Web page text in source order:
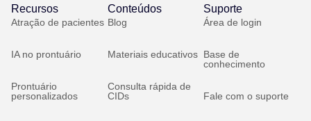
Recursos
Atração de pacientes
IA no prontuário
Prontuário
personalizados
Conteúdos
Blog
Materiais educativos
Consulta rápida de
CIDs
Suporte
Área de login
Base de
conhecimento
Fale com o suporte